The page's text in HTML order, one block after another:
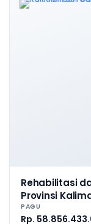
Rehabilitasi
Provinsi
PAGU
Rp.